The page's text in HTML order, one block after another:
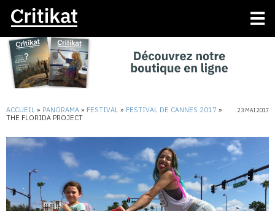
ACCUEIL » PANORAMA » FESTIVAL » FESTIVAL DE CANNES 2017 »
THE FLORIDA PROJECT
23 MAI 2017